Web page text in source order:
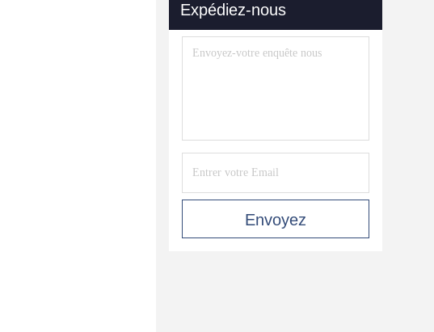
Expédiez-nous
Envoyez